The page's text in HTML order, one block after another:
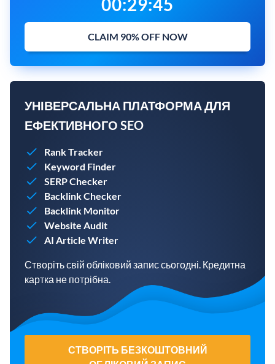
00:29:43
CLAIM 90% OFF NOW
УНІВЕРСАЛЬНА ПЛАТФОРМА ДЛЯ
ЕФЕКТИВНОГО SEO
Rank Tracker
Keyword Finder
SERP Checker
Backlink Checker
Backlink Monitor
Website Audit
AI Article Writer
Створіть свій обліковий запис сьогодні. Кредитна
картка не потрібна.
СТВОРІТЬ БЕЗКОШТОВНИЙ